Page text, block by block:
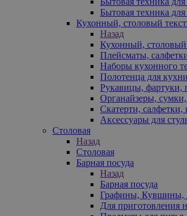
Бытовая техника для
Кухонный, столовый
Назад
Кухонный, столовый
Плейсматы,
Наборы кухонного
Полотенца для кухни
Рукавицы, фартуки,
Органайзеры,
Скатерти, салфетки,
Аксессуары для
Столовая
Назад
Столовая
Барная посуда
Назад
Барная посуда
Графины, Кувшины,
Для приготовления